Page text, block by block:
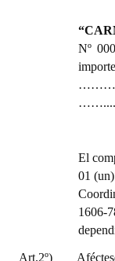
Banca del
Huéspedes de
Antiguos
Bariloche,
Entrega de
REFORMA DE
Nº
El
01
1606-
Art.2º)